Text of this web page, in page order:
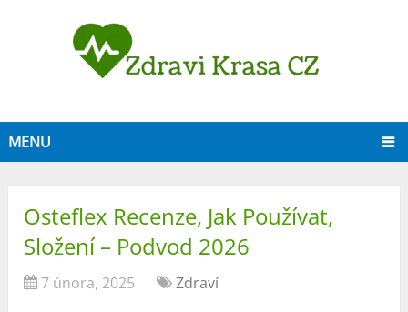
MENU
Osteflex Recenze, Jak Používat,
Složení – Podvod 2026
7 února, 2025
Zdraví